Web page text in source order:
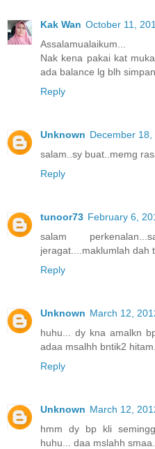
Kak Wan October 11,
Assalamualaikum...
Nak kena pakai kat
ada balance lg blh
Reply
Unknown December 18,
salam..sy buat..memg
Reply
tunoor73 February 6,
salam
jeragat....maklumlah dah
Reply
Unknown March 12,
huhu... dy kna amalkn
adaa msalhh bntik2
Reply
Unknown March 12,
hmm dy bp kli
huhu... daa mslahh